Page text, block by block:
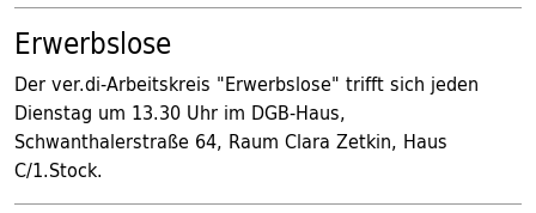
Erwerbslose
Der ver.di-Arbeitskreis "Erwerbslose" trifft sich jeden
Dienstag um 13.30 Uhr im DGB-Haus,
Schwanthalerstraße 64, Raum Clara Zetkin, Haus
C/1.Stock.